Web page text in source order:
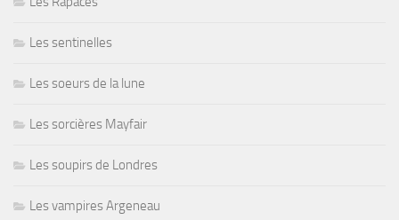
Les sentinelles
Les soeurs de la lune
Les sorcières Mayfair
Les soupirs de Londres
Les vampires Argeneau